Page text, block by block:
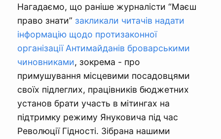
Нагадаємо, що раніше журналісти “Маєш
право знати” закликали читачів надати
інформацію щодо протизаконної
організації Антимайданів броварськими
чиновниками, зокрема - про
примушування місцевими посадовцями
своїх підлеглих, працівників бюджетних
установ брати участь в мітингах на
підтримку режиму Януковича під час
Революції Гідності. Зібрана нашими